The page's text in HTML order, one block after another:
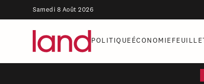
Samedi 8 Août 2026
POLITIQUE ÉCONOMIE